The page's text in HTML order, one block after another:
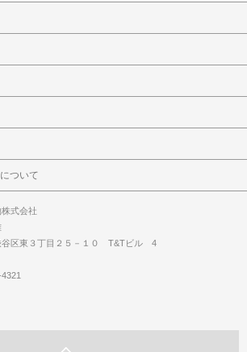
ついて
式会社
谷区東３丁目２５－１０ T&Tビル 4